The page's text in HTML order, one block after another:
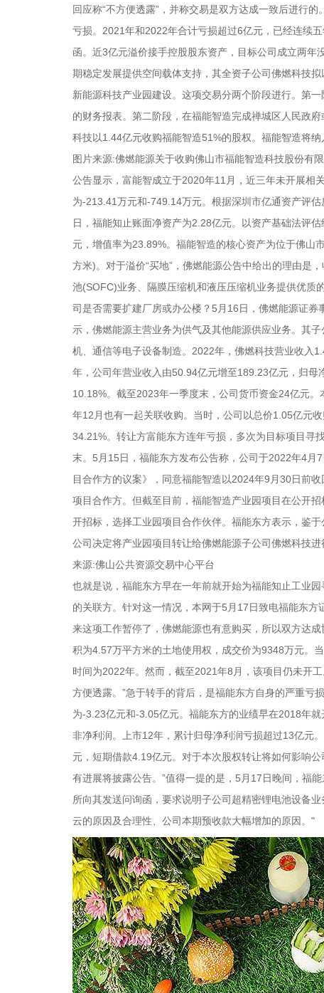
回应称“不方便透露”，并称交易是双方达成一致后进行
亏损。2021年和2022年合计亏损超过6亿元，已经连续
函。近3亿元溢价接手控股股东资产，目标公司成立两
期稳定发展提供空间载体支持，其全资子公司佛燃科技
新能源科技产业园建设。这项交易分两个阶段进行。第
的财务报表。第二阶段，在福能智造完成禅城区人民政
科技以1.44亿元收购福能智造51%的股权。福能智造将纳
图片来源:佛燃能源关于收购佛山市福能智造科技股份有
公告显示，富能智成立于2020年11月，近三年未开展相
为-213.41万元和-749.14万元。根据深圳市亿通资产评
日，福能知止账面净资产为2.28亿元。以资产基础法评
元，增值率为23.89%。福能智造的核心资产为位于佛山
方米)。对于溢价“买地”，佛燃能源公告中给出的理由是
池(SOFC)业务、隔膜压缩机和液压压缩机业务提供优质
司是否需要扩建厂房或办公楼？5月16日，佛燃能源证券
示，佛燃能源主营业务为供气及其他能源供应业务。其
机、通信等电子设备制造。2022年，佛燃科技营业收入
年，公司年营业收入由50.94亿元增至189.23亿元，归
10.18%。截至2023年一季度末，公司货币资金24亿元
年12月也有一起关联收购。当时，公司以总价1.05亿元
34.21%。转让方富能东方连年亏损，多次为目标项目寻
末。5月15日，福能东方发布公告称，公司于2022年4月
目合作方的议案》，同意福能智造以2024年9月30日前
项目合作方。但截至目前，福能智造产业园项目在公开
开招标，选择工业园项目合作伙伴。福能东方表示，鉴
公司决定将产业园项目转让给佛燃能源子公司佛燃科技进
来源:佛山公共资源交易中心平台
也就是说，福能东方早在一年前就开始为福能知止工业
的关联方。针对这一情况，本网于5月17日致电福能东
来这项工作暂停了，佛燃能源也有意购买，所以双方达
积为4.57万平方米的土地使用权，成交价为9348万元。
时间为2022年。然而，截至2021年8月，该项目仍未开
方便透露。”急于转手的背后，是福能东方自身的严重亏
为-3.23亿元和-3.05亿元。福能东方的业绩早在2018年
非净利润。上市12年，累计归母净利润亏损超过13亿元
元，短期借款4.19亿元。对于本次股权转让将如何影响
有进展将披露公告。”值得一提的是，5月17日晚间，福
所向其发送问询函，要求说明子公司超精密锂电池设备
云的原因及合理性、公司本期预收款大幅增加的原因。"